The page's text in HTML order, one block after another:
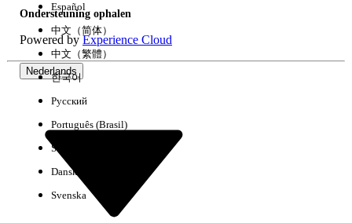
Geen resultaten
Ondersteuning ophalen
Powered byExperience Cloud
Nederlands
Español
中文（简体）
中文（繁體）
한국어
Русский
Português (Brasil)
Suomi
Dansk
Svenska